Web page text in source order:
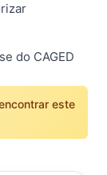
do CAGED
este